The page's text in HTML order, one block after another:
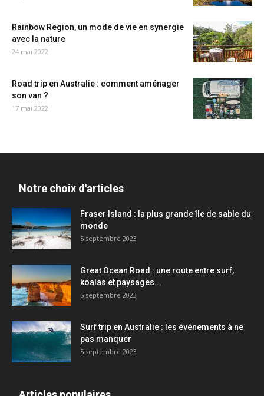
Rainbow Region, un mode de vie en synergie
avec la nature
24 mai 2022
Road trip en Australie : comment aménager
son van ?
17 mai 2022
Notre choix d'articles
Fraser Island : la plus grande île de sable du
monde
5 septembre 2023
Great Ocean Road : une route entre surf,
koalas et paysages...
5 septembre 2023
Surf trip en Australie : les événements à ne
pas manquer
5 septembre 2023